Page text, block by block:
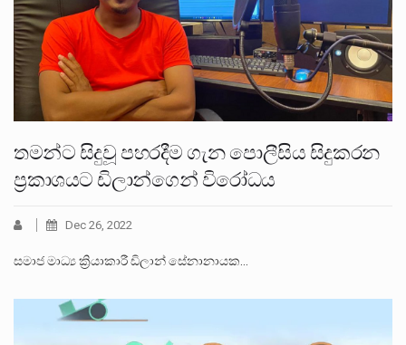
තමන්ට සිදුවූ පහරදීම ගැන පොලීසිය සිදුකරන
ප්‍රකාශයට ඩිලාන්ගෙන් විරෝධය
Dec 26, 2022
සමාජ මාධ්‍ය ක්‍රියාකාරී ඩිලාන් සේනානායක…